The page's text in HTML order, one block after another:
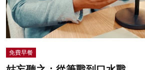
免費早餐